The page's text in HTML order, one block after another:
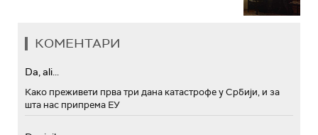
КОМЕНТАРИ
Da, ali...
Како преживети прва три дана катастрофе у Србији, и за
шта нас припрема ЕУ